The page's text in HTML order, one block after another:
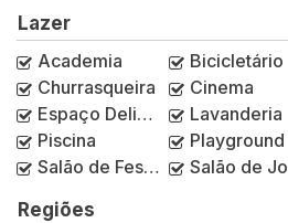
Lazer
Academia
Bicicletário
Churrasqueira
Cinema
Espaço Delivery
Lavanderia
Piscina
Playground
Salão de Festas
Salão de Jogos
Regiões